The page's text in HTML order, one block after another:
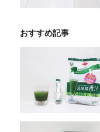
おすすめ記事